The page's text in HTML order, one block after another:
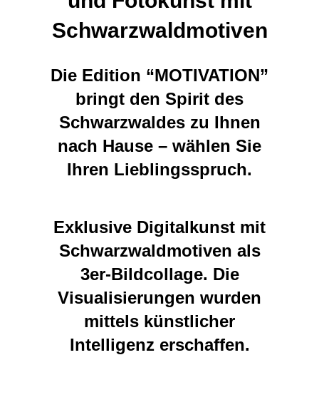
Schwarzwaldmotiven
Die Edition “MOTIVATION”
bringt den Spirit des
Schwarzwaldes zu Ihnen
nach Hause – wählen Sie
Ihren Lieblingsspruch.
Exklusive Digitalkunst mit
Schwarzwaldmotiven als
3er-Bildcollage. Die
Visualisierungen wurden
mittels künstlicher
Intelligenz erschaffen.